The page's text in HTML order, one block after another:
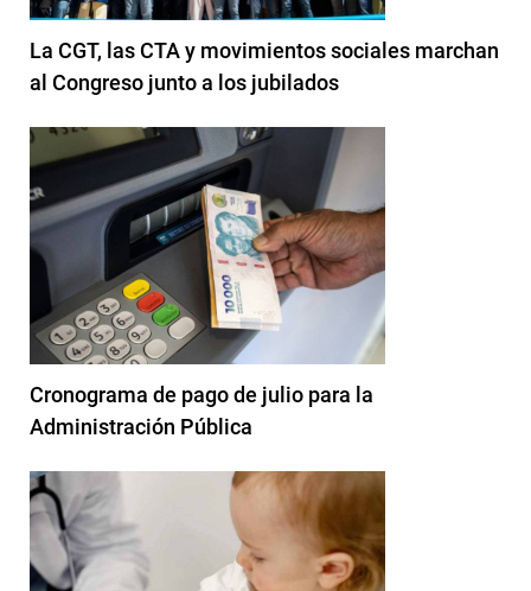
La CGT, las CTA y movimientos sociales marchan
al Congreso junto a los jubilados
Cronograma de pago de julio para la
Administración Pública